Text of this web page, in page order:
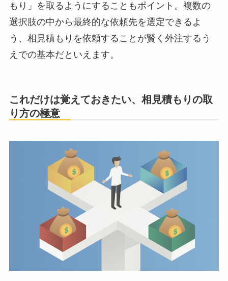
もり」を取るようにすることもポイント。複数の
選択肢の中から最終的な依頼先を選定できるよ
う、相見積もりを依頼することが賢く外注するう
えでの基本だといえます。
これだけは覚えておきたい、相見積もりの取
り方の極意